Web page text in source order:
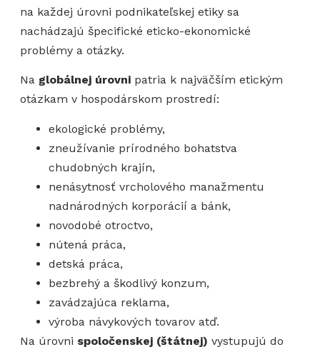
na každej úrovni podnikateľskej etiky sa
nachádzajú špecifické eticko-ekonomické
problémy a otázky.
Na globálnej úrovni patria k najväčším etickým
otázkam v hospodárskom prostredí:
ekologické problémy,
zneužívanie prírodného bohatstva
chudobných krajín,
nenásytnosť vrcholového manažmentu
nadnárodných korporácií a bánk,
novodobé otroctvo,
nútená práca,
detská práca,
bezbrehý a škodlivý konzum,
zavádzajúca reklama,
výroba návykových tovarov atď.
Na úrovni spoločenskej (štátnej) vystupujú do